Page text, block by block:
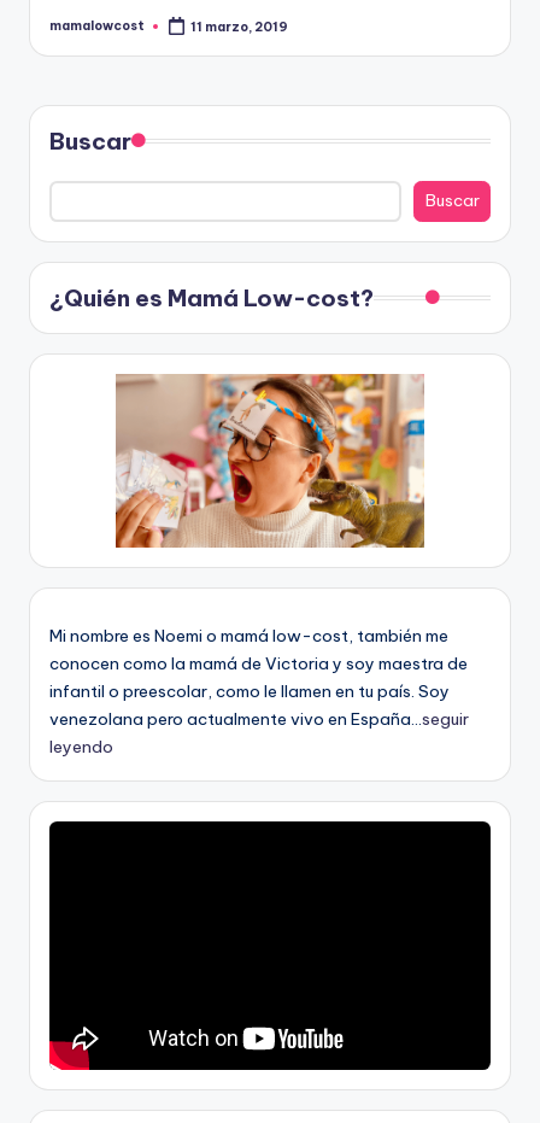
Publicado
mamalowcost 11 marzo, 2019
Buscar
Buscar
¿Quién es Mamá Low-cost?
Mi nombre es Noemi o mamá low-cost, también me
conocen como la mamá de Victoria y soy maestra de
infantil o preescolar, como le llamen en tu país. Soy
venezolana pero actualmente vivo en España...seguir
leyendo